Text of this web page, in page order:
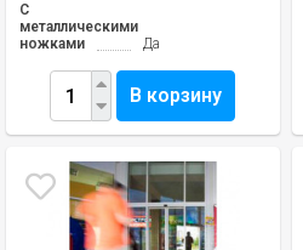
С
металлическими
ножками
Да
В корзину